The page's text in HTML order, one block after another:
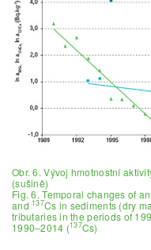
Obr. 6. Vývoj hmotnostní
(sušině)
Fig. 6. Temporal changes of
and 137Cs in sediments (dry
tributaries in the periods of
1990–2014 (137Cs)